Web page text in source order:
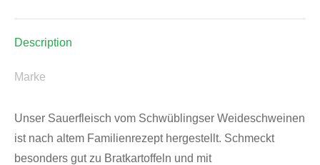
Description
Marke
Unser Sauerfleisch vom Schwüblingser Weideschweinen
ist nach altem Familienrezept hergestellt. Schmeckt
besonders gut zu Bratkartoffeln und mit